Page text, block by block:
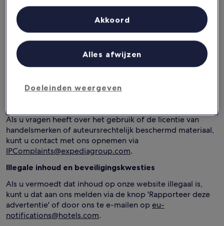
vindt u de bedrijfsdetails van de Reisaanbieder op de
pagina waar u uw boeking voltooit.
Expedia Travelwil zeggen Travelscape LLC, op het adres:
5000 W. Kearney Street, Springfield, MO 65803 USA
(Bedrijfsnummer staat Nevada: E0503382005-1).
rangschikken:Sorteervolgorde
Als u vragen heeft over het gebruik of de licentie van
handelsmerken of auteursrechtelijk beschermd materiaal,
kunt u contact met ons opnemen via
IPComplaints@expediagroup.com.
Illegale inhoud en beveiligingskwesties
Als u vermoedt dat inhoud op onze website illegaal is,
kunt u dat aan ons melden via de knop 'Rapporteer deze
advertentie' of door ons te e-mailen opeu-
notifications@hotels.com.
contentmetingen, doelgroepenonderzoek en ontwikkeling van
Doeleinden weergeven
Alles afwijzen
Akkoord